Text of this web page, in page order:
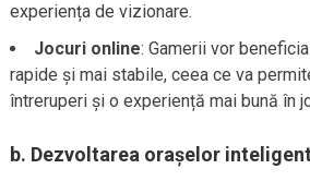
experiența de vizionare.
Jocuri online: Gamerii vor
rapide și mai stabile, ceea ce va
întreruperi și o experiență mai bună în
b. Dezvoltarea orașelor